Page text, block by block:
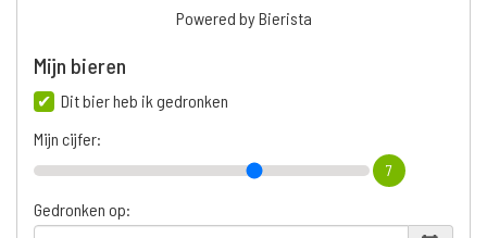
Powered by Bierista
Mijn bieren
Dit bier heb ik gedronken
Mijn cijfer:
7
Gedronken op: